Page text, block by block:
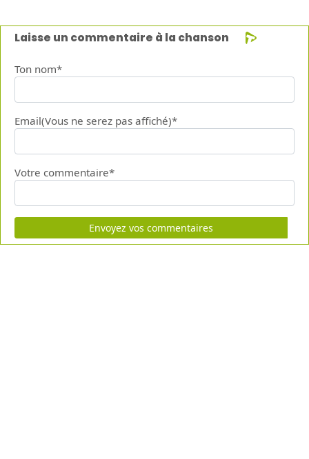
Laisse un commentaire à la chanson
Ton nom*
Email(Vous ne serez pas affiché)*
Votre commentaire*
Envoyez vos commentaires